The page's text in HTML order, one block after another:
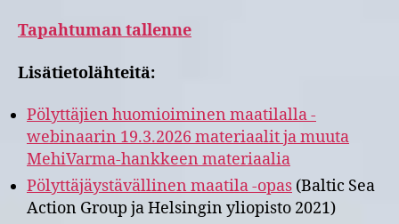
Tapahtuman tallenne
Lisätietolähteitä:
Pölyttäjien huomioiminen maatilalla -
webinaarin 19.3.2026 materiaalit ja muuta
MehiVarma-hankkeen materiaalia
Pölyttäjäystävällinen maatila -opas (Baltic Sea
Action Group ja Helsingin yliopisto 2021)